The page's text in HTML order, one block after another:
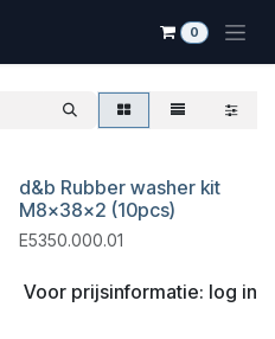
0
d&b Rubber washer kit
M8x38x2 (10pcs)
E5350.000.01
Voor prijsinformatie: log in